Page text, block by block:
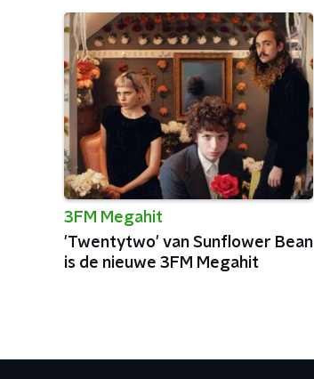
3FM Megahit
'Twentytwo' van Sunflower Bean
is de nieuwe 3FM Megahit